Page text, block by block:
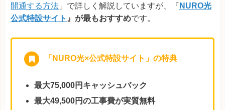
開通する方法 」で詳しく解説していますが、『 NURO光
公式特設サイト 』が最もおすすめです。
「NURO光×公式特設サイト」の特典
最大75,000円キャッシュバック
最大49,500円の工事費が実質無料